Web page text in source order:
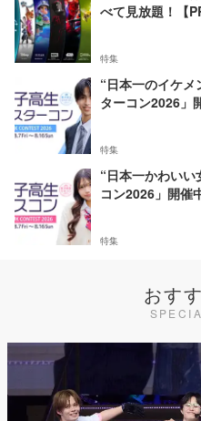
べて見放題！【
特集
“日本一のイケ
ターコン2026」
特集
“日本一かわい
コン2026」開催
特集
おす